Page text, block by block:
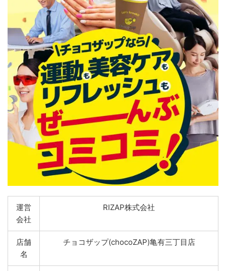
運営
会社
RIZAP株式会社
店舗
名
チョコザップ(chocoZAP)亀有三丁目店